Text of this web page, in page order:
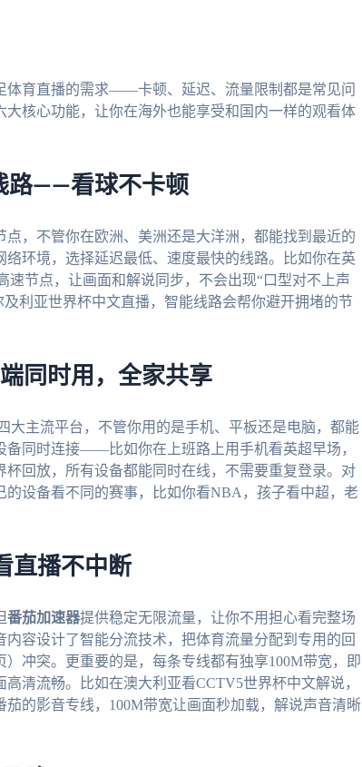
体育直播的需求——卡顿、延迟、流量限制都是常见问
大核心功能，让你在海外也能享受和国内一样的观看体
路——看球不卡顿
，不管你在欧洲、美洲还是大洋洲，都能找到最近的
环境，选择延迟最低、速度最快的线路。比如你在英
节点，让画面和解说同步，不会出现“口型对不上声
利亚世界杯中文直播，智能线路会帮你避开拥堵的节
同时用，全家共享
大主流平台，不管你用的是手机、平板还是电脑，都能
同时连接——比如你在上班路上用手机看英超早场，
回放，所有设备都能同时在线，不需要重复登录。对
设备看不同的赛事，比如你看NBA，孩子看中超，老
直播不中断
番茄加速器提供稳定无限流量，让你不用担心看完整场
容设计了智能分流技术，把体育流量分配到专用的回
冲突。更重要的是，每条专线都有独享100M带宽，即
清流畅。比如在澳大利亚看CCTV5世界杯中文解说，
的影音专线，100M带宽让画面秒加载，解说声音清晰